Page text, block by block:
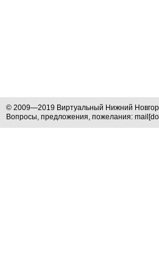
© 2009—2019 Виртуальный Нижний
Вопросы, предложения, пожелания: